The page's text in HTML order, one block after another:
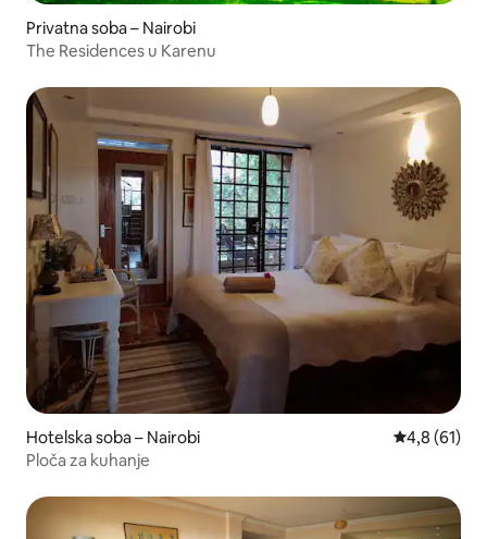
Privatna soba – Nairobi
The Residences u Karenu
Hotelska soba – Nairobi Prosječna
4,8 (61)
Ploča za kuhanje